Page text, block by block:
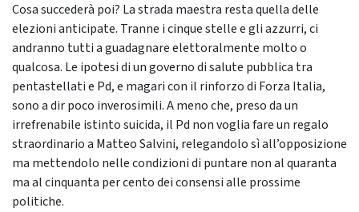
Cosa succederà poi? La strada maestra resta quella delle
elezioni anticipate. Tranne i cinque stelle e gli azzurri, ci
andranno tutti a guadagnare elettoralmente molto o
qualcosa. Le ipotesi di un governo di salute pubblica tra
pentastellati e Pd, e magari con il rinforzo di Forza Italia,
sono a dir poco inverosimili. A meno che, preso da un
irrefrenabile istinto suicida, il Pd non voglia fare un regalo
straordinario a Matteo Salvini, relegandolo sì all’opposizione
ma mettendolo nelle condizioni di puntare non al quaranta
ma al cinquanta per cento dei consensi alle prossime
politiche.